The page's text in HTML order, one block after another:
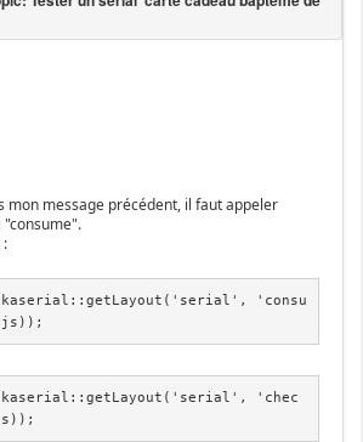
mon message précédent, il faut appeler
"consume".
'consu
'chec